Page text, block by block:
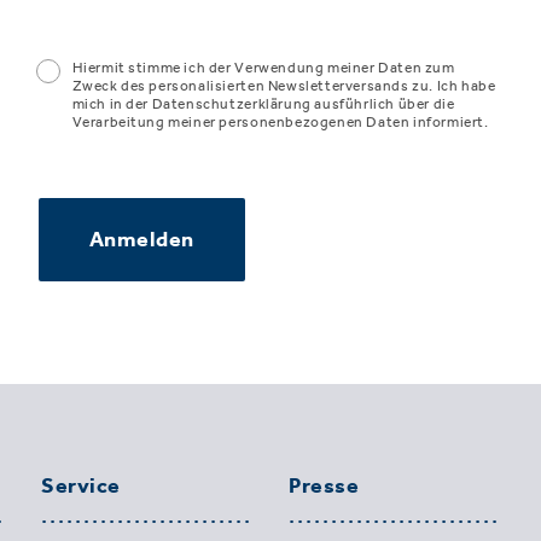
Hiermit stimme ich der Verwendung meiner Daten zum
Zweck des personalisierten Newsletterversands zu. Ich habe
mich in der Datenschutzerklärung ausführlich über die
Verarbeitung meiner personenbezogenen Daten informiert.
Anmelden
Service Presse